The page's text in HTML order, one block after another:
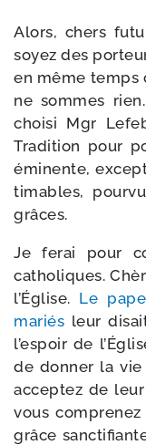
Alors, chers
soyez des
en même temps
ne sommes
choi­si Mgr
Tradition pour
émi­nente,
ti­mables,
grâces.
Je ferai pour
catho­liques.
l’Église. Le
mariés leur
l’es­poir de
de don­ner la vie
accep­tez de
vous
grâce